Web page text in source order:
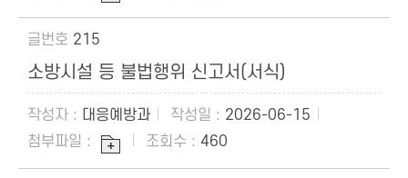
215
소방시설 등 불법행위 신고서(서식)
대응예방과
2026-06-15
460